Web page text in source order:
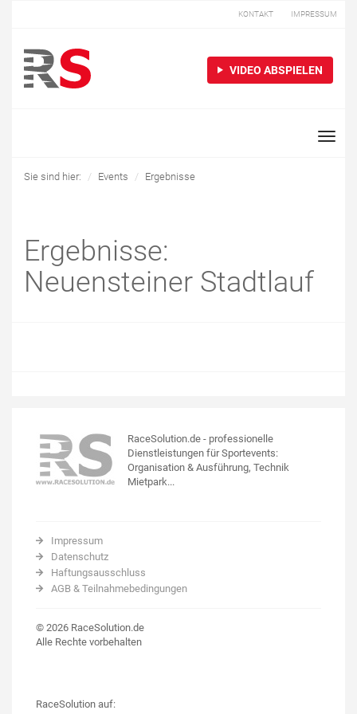
KONTAKT IMPRESSUM
VIDEO ABSPIELEN
Toggle
Sie sind hier: Events Ergebnisse
Ergebnisse:
Neuensteiner Stadtlauf
RaceSolution.de - professionelle
Dienstleistungen für Sportevents:
Organisation & Ausführung, Technik
Mietpark...
Impressum
Datenschutz
Haftungsausschluss
AGB & Teilnahmebedingungen
© 2026 RaceSolution.de
Alle Rechte vorbehalten
RaceSolution auf: